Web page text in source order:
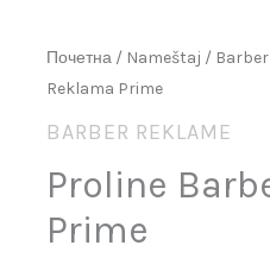
Почетна / Nameštaj /
Reklama Prime
BARBER REKLAME
Proline
Prime